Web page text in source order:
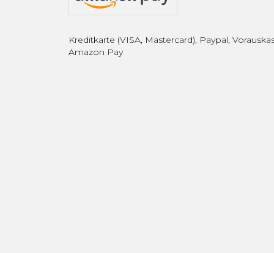
Kreditkarte (VISA, Mastercard), Paypal,
Amazon Pay